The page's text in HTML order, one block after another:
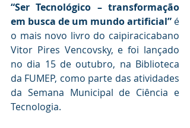
“Ser Tecnológico – transformação
em busca de um mundo artificial” é
o mais novo livro do caipiracicabano
Vitor Pires Vencovsky, e foi lançado
no dia 15 de outubro, na Biblioteca
da FUMEP, como parte das atividades
da Semana Municipal de Ciência e
Tecnologia.